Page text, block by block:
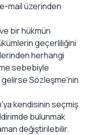
mail üzerinden
bir hükmün
geçerliliğini
herhangi
sebebiyle
Sözleşme'nin
kendisinin seçmiş
bulunmak
değiştirilebilir.